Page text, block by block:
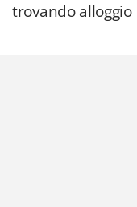
trovando alloggio